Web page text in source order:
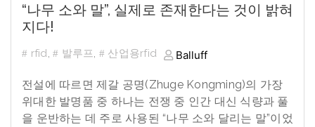
“나무 소와 말”, 실제로 존재한다는 것이 밝혀
지다!
rfid, 발루프, 산업용rfid Balluff
전설에 따르면 제갈 공명(Zhuge Kongming)의 가장
위대한 발명품 중 하나는 전쟁 중 인간 대신 식량과 풀
을 운반하는 데 주로 사용된 “나무 소와 달리는 말”이었